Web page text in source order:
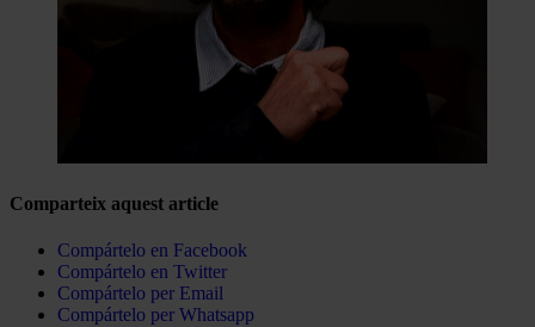
Comparteix aquest article
Compártelo en Facebook
Compártelo en Twitter
Compártelo per Email
Compártelo per Whatsapp